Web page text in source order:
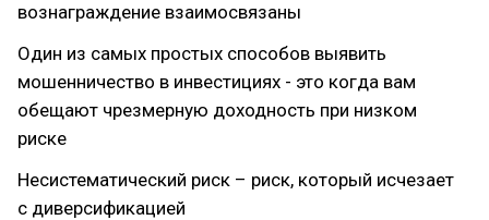
вознаграждение взаимосвязаны
Один из самых простых способов выявить
мошенничество в инвестициях - это когда вам
обещают чрезмерную доходность при низком
риске
Несистематический риск – риск, который исчезает
с диверсификацией